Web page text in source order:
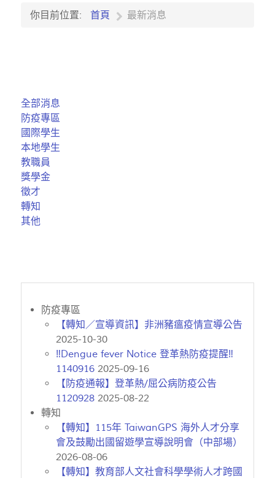
你目前位置: 首頁 最新消息
全部消息
防疫專區
國際學生
本地學生
教職員
獎學金
徵才
轉知
其他
防疫專區
【轉知／宣導資訊】非洲豬瘟疫情宣導公告
2025-10-30
‼️Dengue fever Notice 登革熱防疫提醒‼️
1140916 2025-09-16
【防疫通報】登革熱/屈公病防疫公告
1120928 2025-08-22
轉知
【轉知】115年 TaiwanGPS 海外人才分享
會及鼓勵出國留遊學宣導說明會（中部場）
2026-08-06
【轉知】教育部人文社會科學學術人才跨國